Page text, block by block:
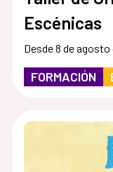
Escénicas
Desde 8 de
FORMACIÓN